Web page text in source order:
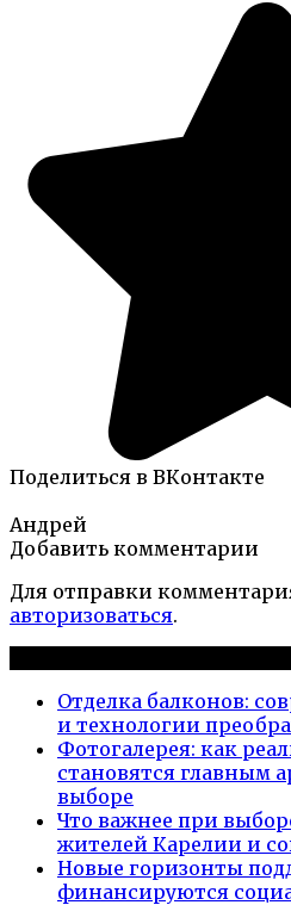
Поделиться в ВКонтакте
Андрей
Добавить комментарии
Для отправки
авторизоваться.
Отделка балконов:
и технологии
Фотогалерея: как
становятся главным
выборе
Что важнее при
жителей Карелии и
Новые горизонты
финансируются